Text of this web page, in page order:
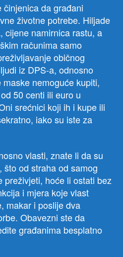
da građani
životne potrebe. Hiljade
cijene namirnica rastu, a
računima samo
običnog
iz DPS-a, odnosno
nemoguće kupiti,
50 centi ili euro u
srećnici koji ih i kupe ili
iako su iste za
vlasti, znate li da su
što od straha od samog
preživjeti, hoće li ostati bez
i mjera koje vlast
makar i poslije dva
Obavezni ste da
građanima besplatno